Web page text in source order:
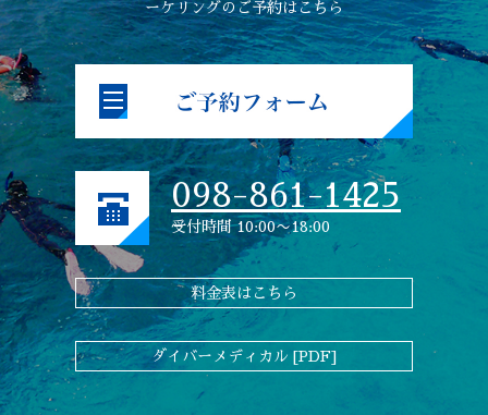
ーケリングのご予約はこちら
098-861-1425
受付時間 10:00〜18:00
料金表はこちら
ダイバーメディカル [PDF]